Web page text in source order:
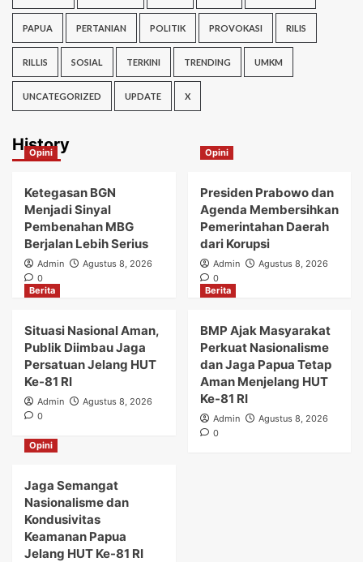
PAPUA PERTANIAN POLITIK PROVOKASI RILIS
RILLIS SOSIAL TERKINI TRENDING UMKM
UNCATEGORIZED UPDATE X
History
Opini
Ketegasan BGN
Menjadi Sinyal
Pembenahan MBG
Berjalan Lebih Serius
Admin
Agustus 8, 2026
0
Opini
Presiden Prabowo dan
Agenda Membersihkan
Pemerintahan Daerah
dari Korupsi
Admin
Agustus 8, 2026
0
Berita
Situasi Nasional Aman,
Publik Diimbau Jaga
Persatuan Jelang HUT
Ke-81 RI
Admin
Agustus 8, 2026
0
Berita
BMP Ajak Masyarakat
Perkuat Nasionalisme
dan Jaga Papua Tetap
Aman Menjelang HUT
Ke-81 RI
Admin
Agustus 8, 2026
0
Opini
Jaga Semangat
Nasionalisme dan
Kondusivitas
Keamanan Papua
Jelang HUT Ke-81 RI